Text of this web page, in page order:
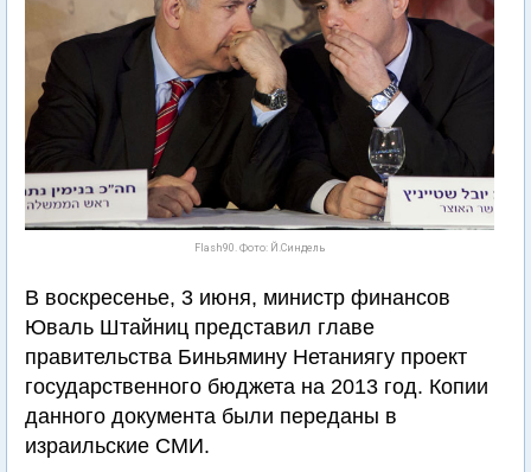
Flash90. Фото: Й.Синдель
В воскресенье, 3 июня, министр финансов
Юваль Штайниц представил главе
правительства Биньямину Нетаниягу проект
государственного бюджета на 2013 год. Копии
данного документа были переданы в
израильские СМИ.